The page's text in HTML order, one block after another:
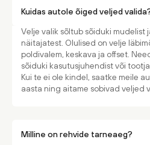
Kuidas autole õiged veljed
Velje valik sõltub sõiduki mudelist
näitajatest. Olulised on velje
poldivalem, keskava ja offset.
sõiduki kasutusjuhendist või
Kui te ei ole kindel, saatke meile
aasta ning aitame sobivad veljed
Milline on rehvide tarneaeg?